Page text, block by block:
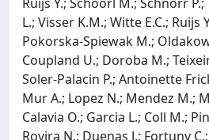
L.; Visser K.M.; Witte E.C.; Ruijs
Pokorska-Spiewak M.;
Coupland U.; Doroba M.;
Soler-Palacin P.; Antoinette
Mur A.; Lopez N.; Mendez M.;
Calavia O.; Garcia L.; Coll M.;
Rovira N.; Duenas J.; Fortuny